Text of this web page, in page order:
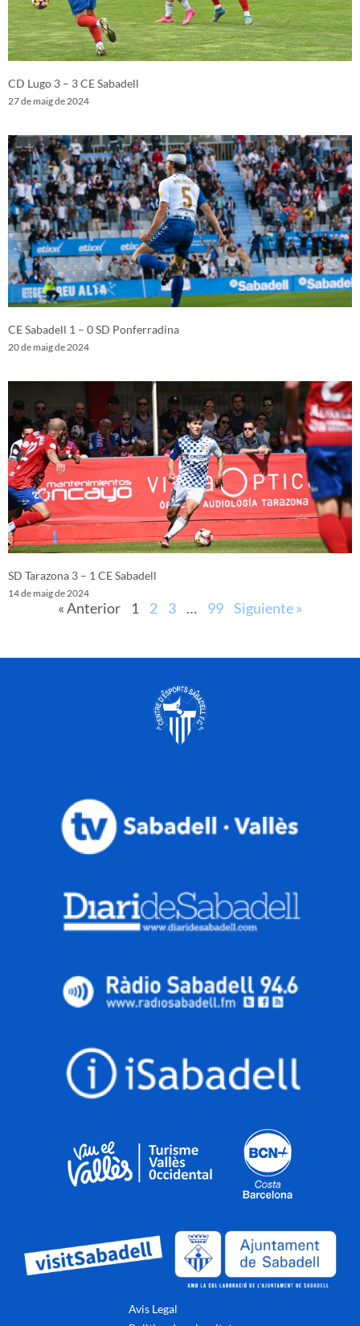
CD Lugo 3 – 3 CE Sabadell
27 de maig de 2024
CE Sabadell 1 – 0 SD Ponferradina
20 de maig de 2024
SD Tarazona 3 – 1 CE Sabadell
14 de maig de 2024
« Anterior 1 2 3 … 99 Siguiente »
Avis Legal